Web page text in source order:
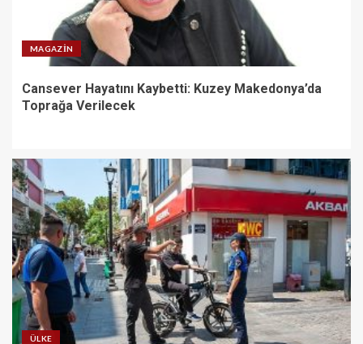
MAGAZIN
Cansever Hayatını Kaybetti: Kuzey Makedonya’da
Toprağa Verilecek
ÜLKE